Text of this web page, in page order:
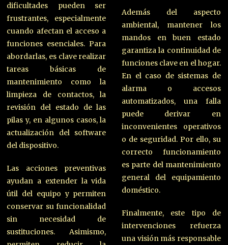
dificultades pueden ser
frustrantes, especialmente
cuando afectan el acceso a
funciones esenciales. Para
abordarlas, es clave realizar
tareas básicas de
mantenimiento como la
limpieza de contactos, la
revisión del estado de las
pilas y, en algunos casos, la
actualización del software
del dispositivo.
Las acciones preventivas
ayudan a extender la vida
útil del equipo y permiten
conservar su funcionalidad
sin necesidad de
sustituciones. Asimismo,
Además del aspecto
ambiental, mantener los
mandos en buen estado
garantiza la continuidad de
funciones clave en el hogar.
En el caso de sistemas de
alarma o accesos
automatizados, una falla
puede derivar en
inconvenientes operativos
o de seguridad. Por ello, su
correcto funcionamiento
es parte del mantenimiento
general del equipamiento
doméstico.
Finalmente, este tipo de
intervenciones refuerza
una visión más responsable